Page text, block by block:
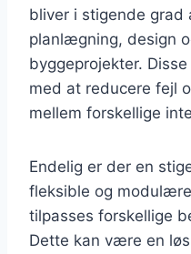
bliver i stigende
planlægning, design
byggeprojekter.
med at reducere fejl
mellem forskellige
Endelig er der en
fleksible og
tilpasses forskellige
Dette kan være en